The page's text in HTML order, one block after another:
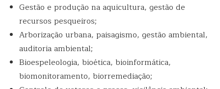
Gestão e produção na aquicultura, gestão de
recursos pesqueiros;
Arborização urbana, paisagismo, gestão ambiental,
auditoria ambiental;
Bioespeleologia, bioética, bioinformática,
biomonitoramento, biorremediação;